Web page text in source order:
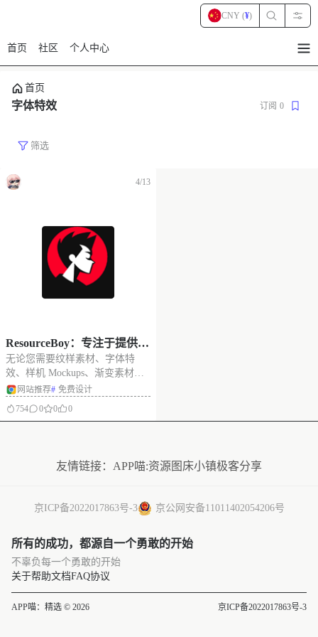
首页 社区 个人中心
CNY (¥)
首页
字体特效 订阅 0
筛选
4/13
ResourceBoy：专注于提供各
种免费设计资源的网站，包
括材质、笔刷、图案、mock
up和艺术字等
无论您需要纹样素材、字体特
效、样机 Mockups、渐变素材、
笔刷、纹理素材、海报还是宣传
求。平台上的资源丰富多样，大
单，一键搞定下载过程！
网站推荐# 免费设计
754
0 0 0
友情链接： APP喵:资源 图床小镇极客分享
京ICP备2022017863号-3 京公网安备11011402054206号
所有的成功，都源自一个勇敢的开始
不辜负每一个勇敢的开始
关于帮助文档FAQ协议
APP喵：精选 © 2026 京ICP备2022017863号-3